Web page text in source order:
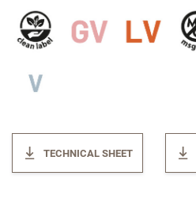
TECHNICAL SHEET